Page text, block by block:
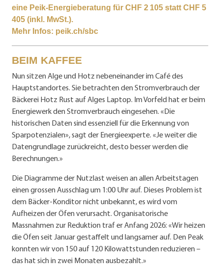
eine Peik-Energieberatung für CHF 2 105 statt CHF 5
405 (inkl. MwSt.).
Mehr Infos: peik.ch/sbc
BEIM KAFFEE
Nun sitzen Alge und Hotz nebeneinander im Café des
Hauptstandortes. Sie betrachten den Stromverbrauch der
Bäckerei Hotz Rust auf Alges Laptop. Im Vorfeld hat er beim
Energiewerk den Stromverbrauch eingesehen. «Die
historischen Daten sind essenziell für die Erkennung von
Sparpotenzialen», sagt der Energieexperte. «Je weiter die
Datengrundlage zurückreicht, desto besser werden die
Berechnungen.»
Die Diagramme der Nutzlast weisen an allen Arbeitstagen
einen grossen Ausschlag um 1:00 Uhr auf. Dieses Problem ist
dem Bäcker-Konditor nicht unbekannt, es wird vom
Aufheizen der Öfen verursacht. Organisatorische
Massnahmen zur Reduktion traf er Anfang 2026: «Wir heizen
die Öfen seit Januar gestaffelt und langsamer auf. Den Peak
konnten wir von 150 auf 120 Kilowattstunden reduzieren –
das hat sich in zwei Monaten ausbezahlt.»